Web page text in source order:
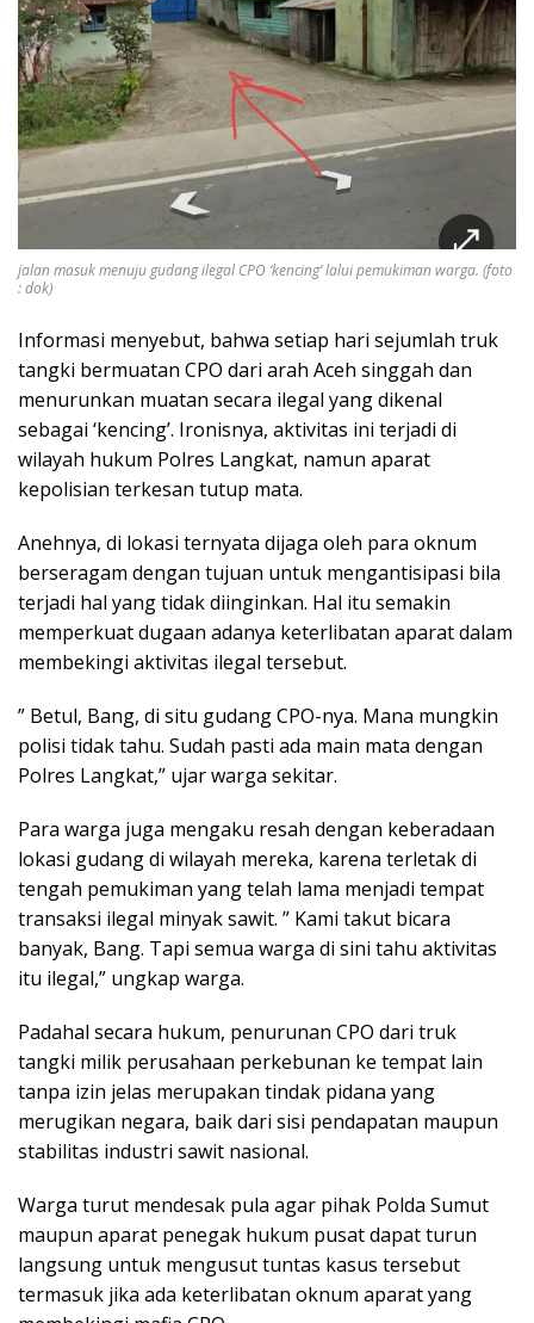
jalan masuk menuju gudang ilegal CPO ‘kencing’ lalui pemukiman warga. (foto
: dok)
Informasi menyebut, bahwa setiap hari sejumlah truk
tangki bermuatan CPO dari arah Aceh singgah dan
menurunkan muatan secara ilegal yang dikenal
sebagai ‘kencing’. Ironisnya, aktivitas ini terjadi di
wilayah hukum Polres Langkat, namun aparat
kepolisian terkesan tutup mata.
Anehnya, di lokasi ternyata dijaga oleh para oknum
berseragam dengan tujuan untuk mengantisipasi bila
terjadi hal yang tidak diinginkan. Hal itu semakin
memperkuat dugaan adanya keterlibatan aparat dalam
membekingi aktivitas ilegal tersebut.
” Betul, Bang, di situ gudang CPO-nya. Mana mungkin
polisi tidak tahu. Sudah pasti ada main mata dengan
Polres Langkat,” ujar warga sekitar.
Para warga juga mengaku resah dengan keberadaan
lokasi gudang di wilayah mereka, karena terletak di
tengah pemukiman yang telah lama menjadi tempat
transaksi ilegal minyak sawit. ” Kami takut bicara
banyak, Bang. Tapi semua warga di sini tahu aktivitas
itu ilegal,” ungkap warga.
Padahal secara hukum, penurunan CPO dari truk
tangki milik perusahaan perkebunan ke tempat lain
tanpa izin jelas merupakan tindak pidana yang
merugikan negara, baik dari sisi pendapatan maupun
stabilitas industri sawit nasional.
Warga turut mendesak pula agar pihak Polda Sumut
maupun aparat penegak hukum pusat dapat turun
langsung untuk mengusut tuntas kasus tersebut
termasuk jika ada keterlibatan oknum aparat yang